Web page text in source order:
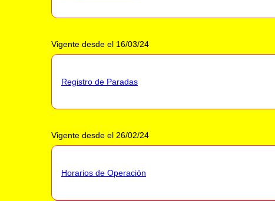
Vigente desde el 16/03/24
Registro de Paradas
Vigente desde el 26/02/24
Horarios de Operación